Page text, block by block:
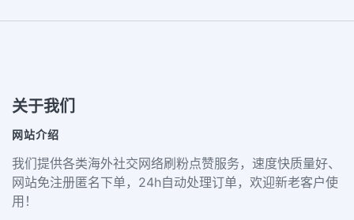
关于我们
网站介绍
我们提供各类海外社交网络刷粉点赞服务，速度快质量好、
网站免注册匿名下单，24h自动处理订单，欢迎新老客户使
用！